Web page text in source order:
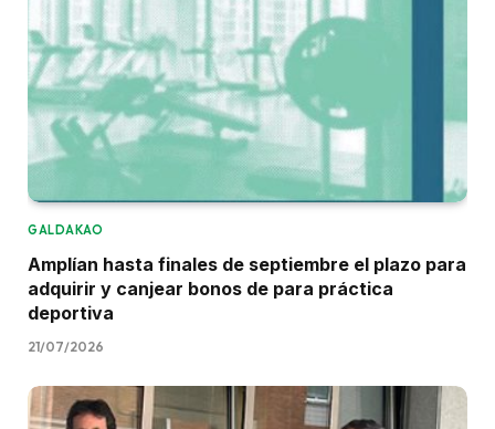
GALDAKAO
Amplían hasta finales de septiembre el plazo para
adquirir y canjear bonos de para práctica
deportiva
21/07/2026